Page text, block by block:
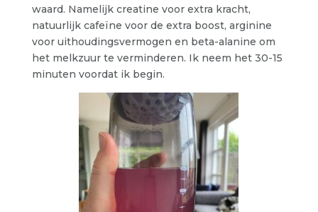
waard. Namelijk creatine voor extra kracht,
natuurlijk cafeïne voor de extra boost, arginine
voor uithoudingsvermogen en beta-alanine om
het melkzuur te verminderen. Ik neem het 30-15
minuten voordat ik begin.